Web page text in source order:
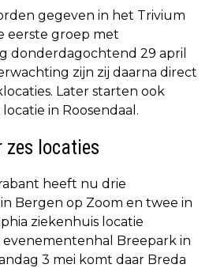
gegeven in het Trivium
eerste groep met
donderdagochtend 29 april
zijn zij daarna direct
Later starten ook
in Roosendaal.
zes locaties
heeft nu drie
Bergen op Zoom en twee in
ziekenhuis locatie
evenementenhal Breepark in
3 mei komt daar Breda